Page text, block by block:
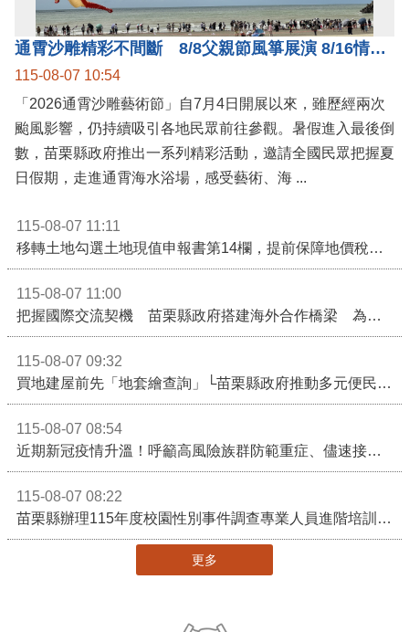
通霄沙雕精彩不間斷 8/8父親節風箏展演 8/16情人節66對浪漫挑戰送好禮
115-08-07 10:54
「2026通霄沙雕藝術節」自7月4日開展以來，雖歷經兩次
颱風影響，仍持續吸引各地民眾前往參觀。暑假進入最後倒
數，苗栗縣政府推出一系列精彩活動，邀請全國民眾把握夏
115-08-07 11:11
115-08-07 11:00
115-08-07 09:32
115-08-07 08:54
115-08-07 08:22
更多